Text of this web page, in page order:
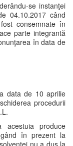
se instanţei
04.10.2017 când
consemnate în
parte integrantă
în data de
data de 10 aprilie
procedurii
produce
în prezent la
nu a dus la